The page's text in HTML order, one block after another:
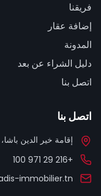
فريقنا
إضافة عقار
المدونة
دليل الشراء عن بعد
اتصل بنا
اتصل بنا
إقامة خير الدين باشا،
+216 29 971 100
immobilier.tn